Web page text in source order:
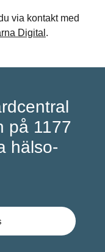
via kontakt med
Digital .
på 1177
hälso-